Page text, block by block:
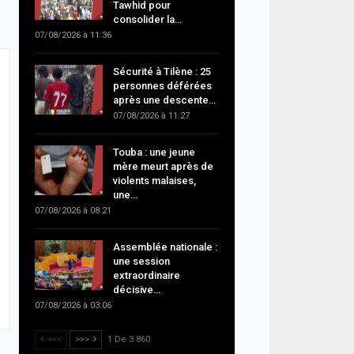
Tawhid pour
consolider la…
07/08/2026 à 11:36
Sécurité à Tilène : 25
personnes déférées
après une descente…
07/08/2026 à 11:27
Touba : une jeune
mère meurt après de
violents malaises,
une…
07/08/2026 à 08:21
Assemblée nationale :
une session
extraordinaire
décisive…
07/08/2026 à 03:06
<<< >>> 1 De 3 860